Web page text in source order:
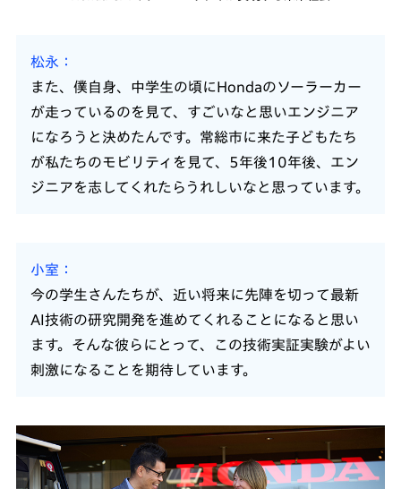
松永
また、僕自身、中学生の頃にHondaのソーラーカー
が走っているのを見て、すごいなと思いエンジニア
になろうと決めたんです。常総市に来た子どもたち
が私たちのモビリティを見て、5年後10年後、エン
ジニアを志してくれたらうれしいなと思っています。
小室
今の学生さんたちが、近い将来に先陣を切って最新
AI技術の研究開発を進めてくれることになると思い
ます。そんな彼らにとって、この技術実証実験がよい
刺激になることを期待しています。